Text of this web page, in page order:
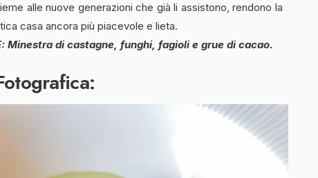
alle nuove generazioni che già li assistono, rendono la
casa ancora più piacevole e lieta.
Minestra di castagne, funghi, fagioli e grue di cacao.